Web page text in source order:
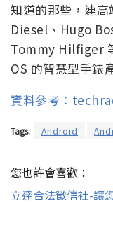
知道的那些，連高
Diesel、Hugo
Tommy Hilfiger
OS 的智慧型手錶
資料參考：
Tags: Android
您也許會喜歡：
立達合法徵信社-讓